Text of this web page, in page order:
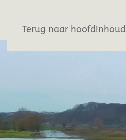
Terug naar hoofdinhoud